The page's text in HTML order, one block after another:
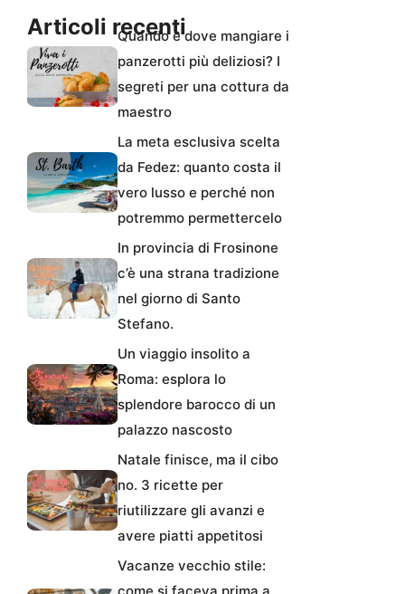
Articoli recentiQuando e dove mangiare i
panzerotti più deliziosi? I
segreti per una cottura da
maestro
La meta esclusiva scelta
da Fedez: quanto costa il
vero lusso e perché non
potremmo permettercelo
In provincia di Frosinone
c’è una strana tradizione
nel giorno di Santo
Stefano.
Un viaggio insolito a
Roma: esplora lo
splendore barocco di un
palazzo nascosto
Natale finisce, ma il cibo
no. 3 ricette per
riutilizzare gli avanzi e
avere piatti appetitosi
Vacanze vecchio stile: